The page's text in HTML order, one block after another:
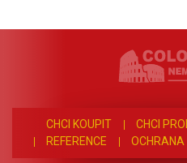
CHCI KOUPIT CHCI
REFERENCE
OCHRANA